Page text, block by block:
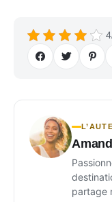
partage